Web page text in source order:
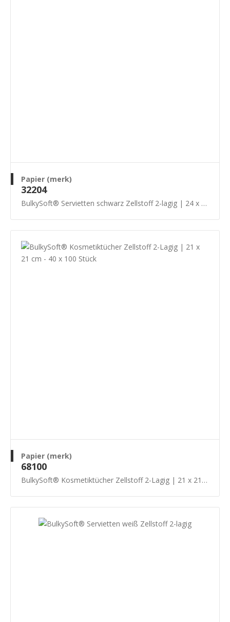
Papier (merk)
32204
BulkySoft® Servietten schwarz Zellstoff 2-lagig | 24 x 24 cm 1/4 Falz - 20 x 100 Stück
Papier (merk)
68100
BulkySoft® Kosmetiktücher Zellstoff 2-Lagig | 21 x 21 cm - 40 x 100 Stück